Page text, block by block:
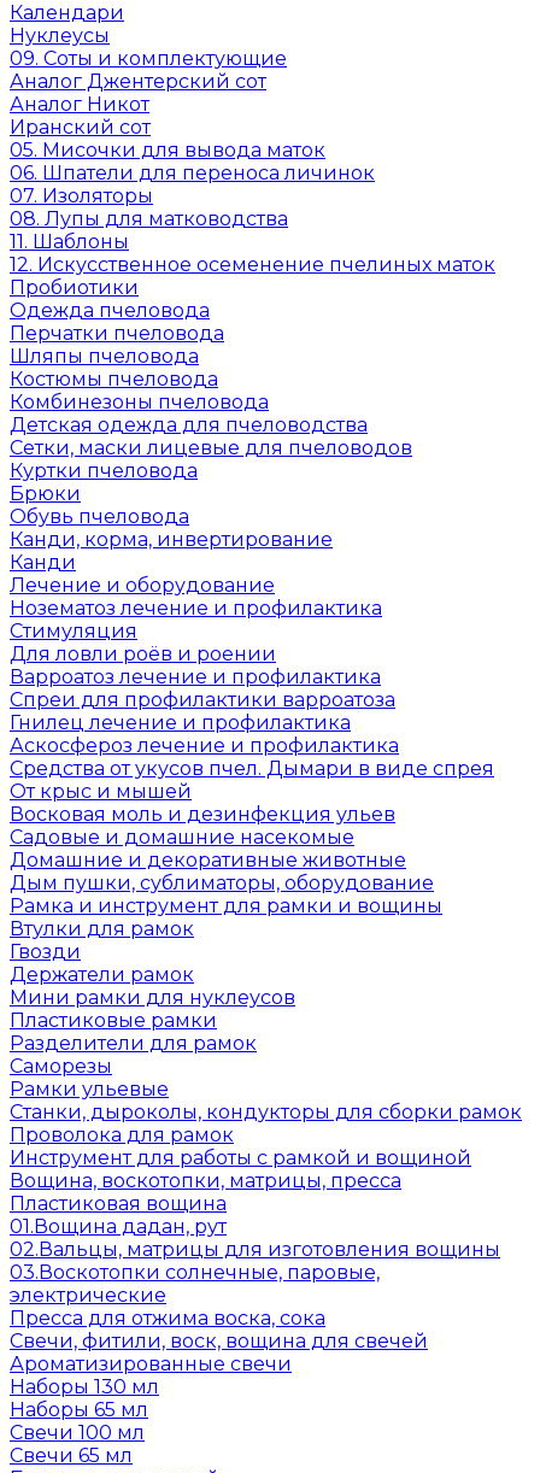
Календари
Нуклеусы
09. Соты и комплектующие
Аналог Джентерский сот
Аналог Никот
Иранский сот
05. Мисочки для вывода маток
06. Шпатели для переноса личинок
07. Изоляторы
08. Лупы для матководства
11. Шаблоны
12. Искусственное осеменение пчелиных маток
Пробиотики
Одежда пчеловода
Перчатки пчеловода
Шляпы пчеловода
Костюмы пчеловода
Комбинезоны пчеловода
Детская одежда для пчеловодства
Сетки, маски лицевые для пчеловодов
Куртки пчеловода
Брюки
Обувь пчеловода
Канди, корма, инвертирование
Канди
Лечение и оборудование
Нозематоз лечение и профилактика
Стимуляция
Для ловли роёв и роении
Варроатоз лечение и профилактика
Спреи для профилактики варроатоза
Гнилец лечение и профилактика
Аскосфероз лечение и профилактика
Средства от укусов пчел. Дымари в виде спрея
От крыс и мышей
Восковая моль и дезинфекция ульев
Садовые и домашние насекомые
Домашние и декоративные животные
Дым пушки, сублиматоры, оборудование
Рамка и инструмент для рамки и вощины
Втулки для рамок
Гвозди
Держатели рамок
Мини рамки для нуклеусов
Пластиковые рамки
Разделители для рамок
Саморезы
Рамки ульевые
Станки, дыроколы, кондукторы для сборки рамок
Проволока для рамок
Инструмент для работы с рамкой и вощиной
Вощина, воскотопки, матрицы, пресса
Пластиковая вощина
01.Вощина дадан, рут
02.Вальцы, матрицы для изготовления вощины
03.Воскотопки солнечные, паровые,
электрические
Пресса для отжима воска, сока
Свечи, фитили, воск, вощина для свечей
Ароматизированные свечи
Наборы 130 мл
Наборы 65 мл
Свечи 100 мл
Свечи 65 мл